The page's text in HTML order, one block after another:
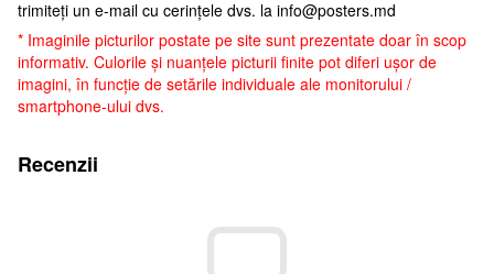
trimiteți un e-mail cu cerințele dvs. la info@posters.md
* Imaginile picturilor postate pe site sunt prezentate doar în scop
informativ. Culorile și nuanțele picturii finite pot diferi ușor de
imagini, în funcție de setările individuale ale monitorului /
smartphone-ului dvs.
Recenzii